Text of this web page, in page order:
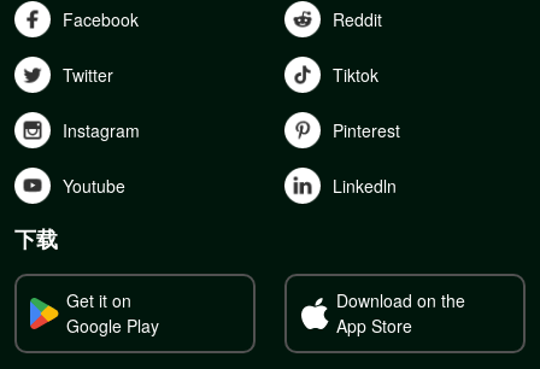
Facebook Reddit
Twitter Tiktok
Instagram Pinterest
Youtube Linkedln
下载
Get it on
Google Play
Download on the
App Store